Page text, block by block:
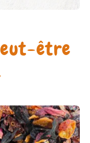
être